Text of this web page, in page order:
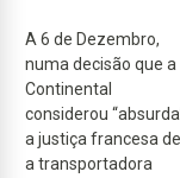
A 6 de Dezembro,
numa decisão que a
Continental
considerou
a justiça francesa
a transportadora